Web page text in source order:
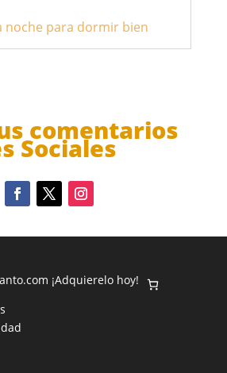
noche para dormir bien
comentarios
Sociales
¡Adquierelo hoy!